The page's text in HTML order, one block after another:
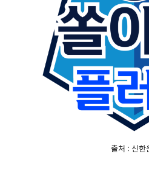
출처 : 신한